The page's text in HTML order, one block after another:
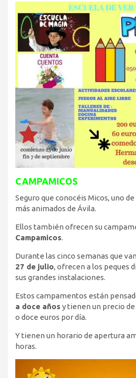
CAMPAMICOS
Seguro que conocéis Micos, uno
más animados de Ávila.
Ellos también ofrecen su
Campamicos.
Durante las cinco semanas que van
27 de julio, ofrecen a los peques
sus grandes instalaciones.
Estos campamentos están
a doce años y tienen un precio de
o doce euros por día.
Y tienen un horario de apertura
horas.